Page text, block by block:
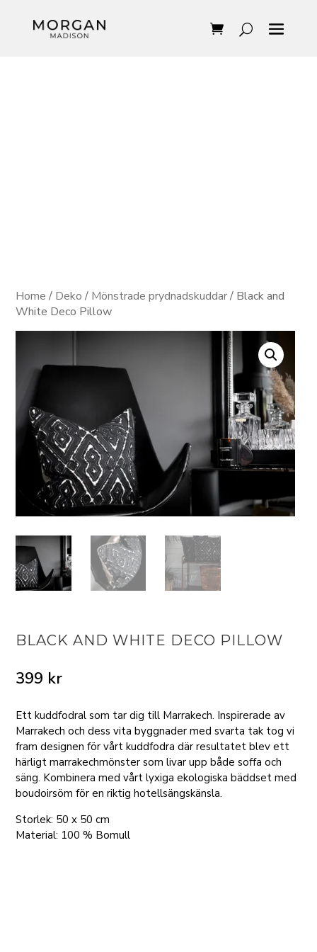
Home / Deko / Mönstrade prydnadskuddar/ Black and
White Deco Pillow
BLACK AND WHITE DECO PILLOW
399 kr
Ett kuddfodral som tar dig till Marrakech. Inspirerade av
Marrakech och dess vita byggnader med svarta tak tog vi
fram designen för vårt kuddfodra där resultatet blev ett
härligt marrakechmönster som livar upp både soffa och
säng. Kombinera med vårt lyxiga ekologiska bäddset med
boudoirsöm för en riktig hotellsängskänsla.
Storlek: 50 x 50 cm
Material: 100 % Bomull